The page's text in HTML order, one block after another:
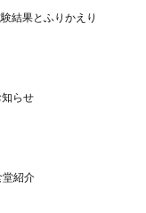
結果とふりかえり
らせ
堂紹介